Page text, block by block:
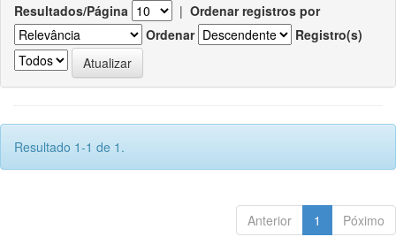
Resultados/Página | Ordenar registros por
Ordenar
Registro(s)
Resultado 1-1 de 1.
Anterior 1 Póximo